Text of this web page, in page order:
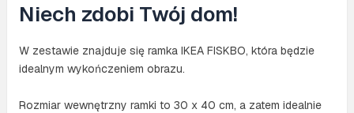
Niech zdobi Twój dom!
W zestawie znajduje się ramka IKEA FISKBO, która będzie
idealnym wykończeniem obrazu.
Rozmiar wewnętrzny ramki to 30 x 40 cm, a zatem idealnie